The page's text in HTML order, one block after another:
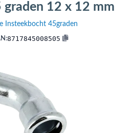
12 x 12 mm
Insteekbocht 45graden
8717845008505